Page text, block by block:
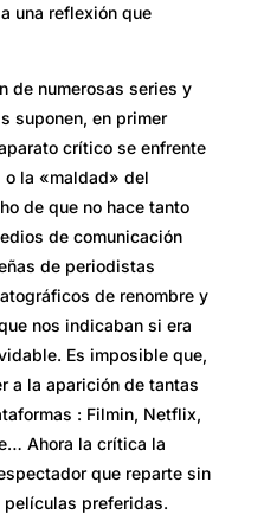
una reflexión que
de numerosas series y
suponen, en primer
crítico se enfrente
la «maldad» del
de que no hace tanto
de comunicación
de periodistas
de renombre y
nos indicaban si era
Es imposible que,
a la aparición de tantas
: Filmin, Netflix,
Ahora la crítica la
que reparte sin
preferidas.